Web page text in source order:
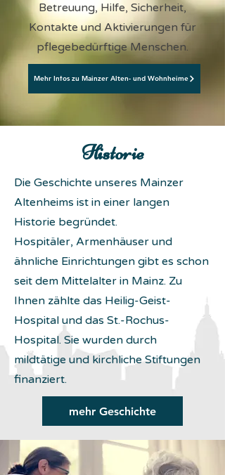
Betreuung, Hilfe, Sicherheit,
Kontakte und Aktivierungen für
pflegebedürftige Menschen.
Mehr Infos zu Mainzer Alten- und Wohnheime
Historie
Die Geschichte unseres Mainzer
Altenheims ist in einer langen
Historie begründet.
Hospitäler, Armenhäuser und
ähnliche Einrichtungen gibt es schon
seit dem Mittelalter in Mainz. Zu
Ihnen zählte das Heilig-Geist-
Hospital und das St.-Rochus-
Hospital. Sie wurden durch
mildtätige und kirchliche Stiftungen
finanziert.
mehr Geschichte